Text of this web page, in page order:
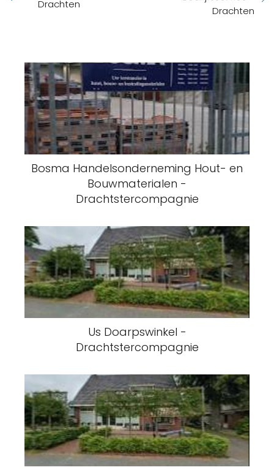
Drachten
Drachten
Bosma Handelsonderneming Hout- en
Bouwmaterialen -
Drachtstercompagnie
Us Doarpswinkel -
Drachtstercompagnie